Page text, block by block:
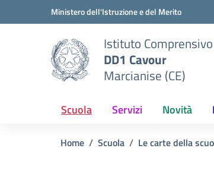
Vai ai contenuti
Vai al menu di navigazioneMinistero dell'Istruzione e del Merito
Istituto Comprensivo
DD1 Cavour
Marcianise (CE)
Scuola Servizi Novità
Home Scuola Le carte della